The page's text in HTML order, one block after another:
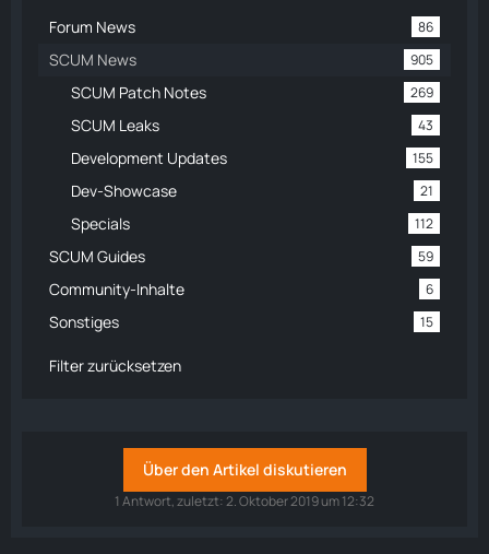
Forum News 86
SCUM News 905
SCUM Patch Notes 269
SCUM Leaks 43
Development Updates 155
Dev-Showcase 21
Specials 112
SCUM Guides 59
Community-Inhalte 6
Sonstiges 15
Filter zurücksetzen
Über den Artikel diskutieren
1 Antwort, zuletzt:2. Oktober 2019 um 12:32